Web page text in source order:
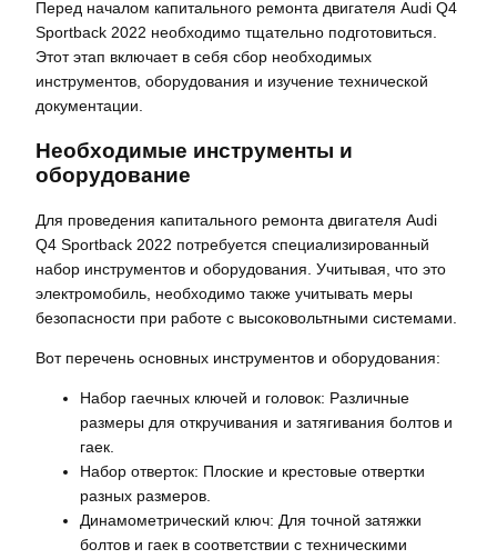
Перед началом капитального ремонта двигателя Audi Q4
Sportback 2022 необходимо тщательно подготовиться.
Этот этап включает в себя сбор необходимых
инструментов, оборудования и изучение технической
документации.
Необходимые инструменты и
оборудование
Для проведения капитального ремонта двигателя Audi
Q4 Sportback 2022 потребуется специализированный
набор инструментов и оборудования. Учитывая, что это
электромобиль, необходимо также учитывать меры
безопасности при работе с высоковольтными системами.
Вот перечень основных инструментов и оборудования:
Набор гаечных ключей и головок: Различные
размеры для откручивания и затягивания болтов и
гаек.
Набор отверток: Плоские и крестовые отвертки
разных размеров.
Динамометрический ключ: Для точной затяжки
болтов и гаек в соответствии с техническими